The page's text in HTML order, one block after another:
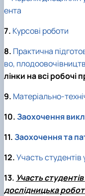
ента
7. Курсові роботи
8. Практична
во,
лінки на всі робочі
9. Матеріально-
10.Заохочення
11.Заохочення та
12.Участь студентів
13. Участь
дослідницька